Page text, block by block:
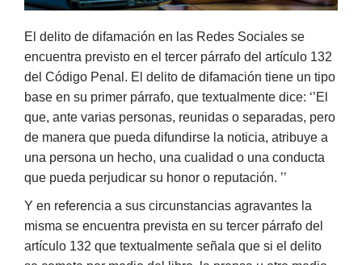
El delito de difamación en las Redes Sociales se
encuentra previsto en el tercer párrafo del artículo 132
del Código Penal. El delito de difamación tiene un tipo
base en su primer párrafo, que textualmente dice: ‘’El
que, ante varias personas, reunidas o separadas, pero
de manera que pueda difundirse la noticia, atribuye a
una persona un hecho, una cualidad o una conducta
que pueda perjudicar su honor o reputación. ’’
Y en referencia a sus circunstancias agravantes la
misma se encuentra prevista en su tercer párrafo del
artículo 132 que textualmente señala que si el delito